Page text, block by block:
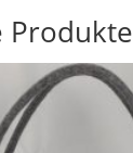
Produkte